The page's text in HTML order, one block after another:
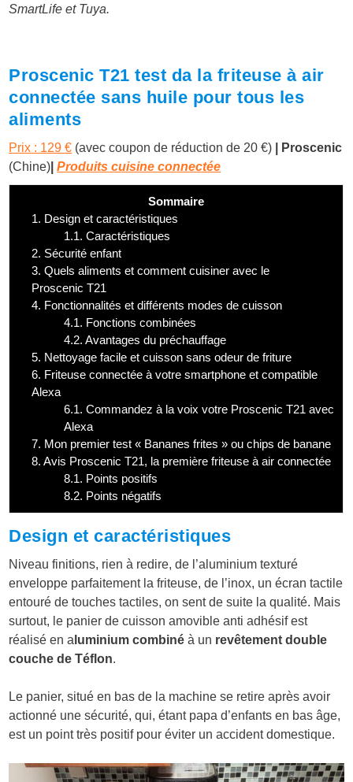
SmartLife et Tuya.
Proscenic T21 test da la friteuse à air
connectée sans huile pour tous les
aliments
Prix : 129 € (avec coupon de réduction de 20 €)
| Proscenic
(Chine) |Produits cuisine connectée
Sommaire
1. Design et caractéristiques
1.1. Caractéristiques
2. Sécurité enfant
3. Quels aliments et comment cuisiner avec le
Proscenic T21
4. Fonctionnalités et différents modes de cuisson
4.1. Fonctions combinées
4.2. Avantages du préchauffage
5. Nettoyage facile et cuisson sans odeur de friture
6. Friteuse connectée à votre smartphone et compatible
Alexa
6.1. Commandez à la voix votre Proscenic T21 avec
Alexa
7. Mon premier test « Bananes frites » ou chips de banane
8. Avis Proscenic T21, la première friteuse à air connectée
8.1. Points positifs
8.2. Points négatifs
Design et caractéristiques
Niveau finitions, rien à redire, de l’aluminium texturé
enveloppe parfaitement la friteuse, de l’inox, un écran tactile
entouré de touches tactiles, on sent de suite la qualité. Mais
surtout, le panier de cuisson amovible anti adhésif est
réalisé en a luminium combinéà un revêtement double
couche de Téflon.
Le panier, situé en bas de la machine se retire après avoir
actionné une sécurité, qui, étant papa d’enfants en bas âge,
est un point très positif pour éviter un accident domestique.